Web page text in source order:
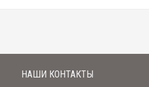
НАШИ КОНТАКТЫ